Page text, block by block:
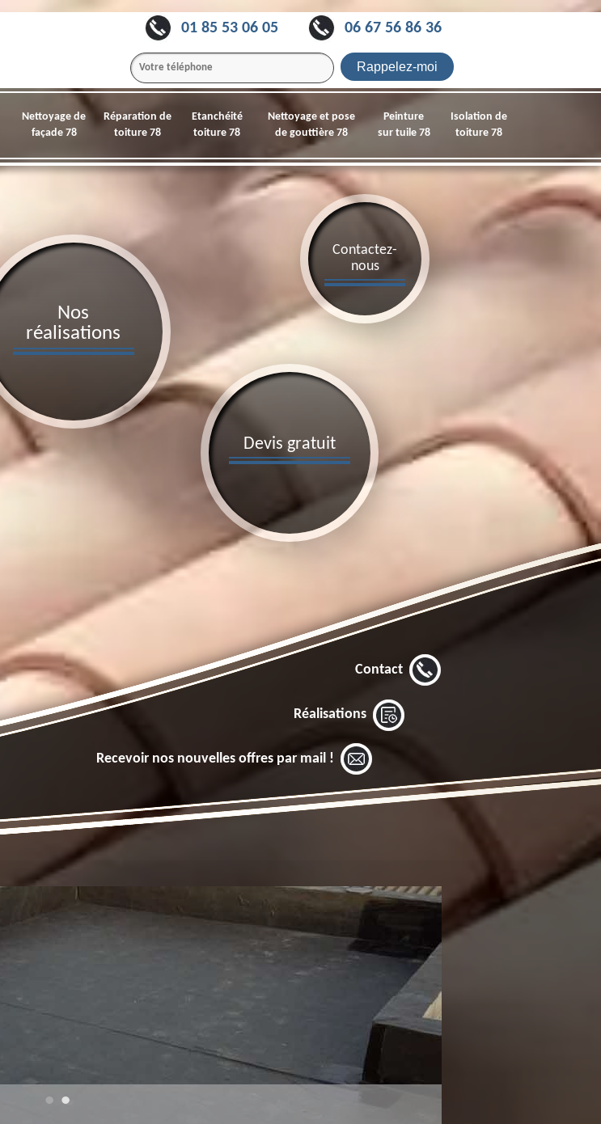
01 85 53 06 05 06 67 56 86 36
Nettoyage de
façade 78
Réparation de
toiture 78
Etanchéité
toiture 78
Nettoyage et pose
de gouttière 78
Peinture
sur tuile 78
Isolation de
toiture 78
Devis gratuit
Contactez-
nous
Nos
réalisations
Contact
Réalisations
Recevoir nos nouvelles offres par mail !